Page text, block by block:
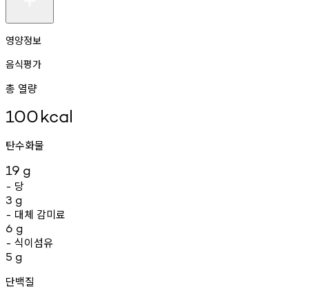
영양정보
음식평가
총 열량
100kcal
탄수화물
19 g
- 당
3 g
- 대체 감미료
6 g
- 식이섬유
5 g
단백질